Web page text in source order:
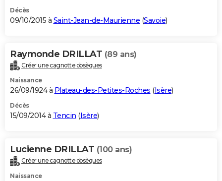
Décès
09/10/2015 à Saint-Jean-de-Maurienne (Savoie)
Raymonde DRILLAT (89 ans)
Créer une cagnotte obsèques
Naissance
26/09/1924 à Plateau-des-Petites-Roches (Isère)
Décès
15/09/2014 à Tencin (Isère)
Lucienne DRILLAT (100 ans)
Créer une cagnotte obsèques
Naissance